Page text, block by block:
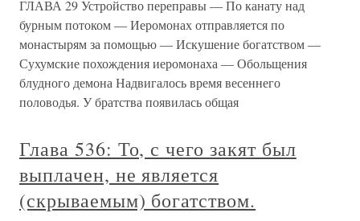
ГЛАВА 29 Устройство переправы — По канату над
бурным потоком — Иеромонах отправляется по
монастырям за помощью — Искушение богатством —
Сухумские похождения иеромонаха — Обольщения
блудного демона Надвигалось время весеннего
половодья. У братства появилась общая
Глава 536: То, с чего закят был
выплачен, не является
(скрываемым) богатством.